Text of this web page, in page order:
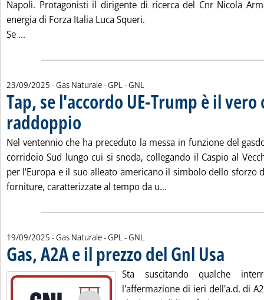
Napoli. Protagonisti il dirigente di ricerca del Cnr Nicola
energia di Forza Italia Luca Squeri.
Se ...
23/09/2025 - Gas Naturale - GPL - GNL
Tap, se l'accordo UE-Trump è il vero
raddoppio . Pubblicata martedì 23 settembre 2025 alle 12.49.
Nel ventennio che ha preceduto la messa in funzione del
corridoio Sud lungo cui si snoda, collegando il Caspio al
per l'Europa e il suo alleato americano il simbolo dello sforzo
forniture, caratterizzate al tempo da u...
19/09/2025 - Gas Naturale - GPL - GNL
Gas, A2A e il prezzo del Gnl Usa
Sta suscitando qualche
l'affermazione di ieri dell'a.d. di